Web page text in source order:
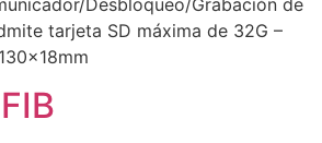
tarjeta SD máxima de 32G –